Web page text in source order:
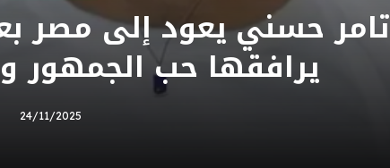
تامر حسني يعود إلى مصر
يرافقها حب الجمهور
24/11/2025